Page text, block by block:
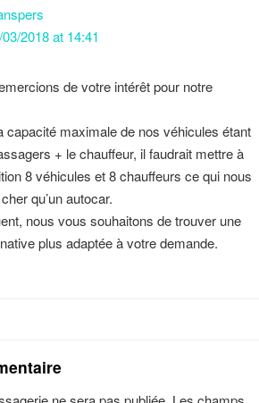
2018 at 14:41
de votre intérêt pour notre
capacité maximale de nos véhicules étant
+ le chauffeur, il faudrait mettre à
8 véhicules et 8 chauffeurs ce qui nous
qu’un autocar.
nous vous souhaitons de trouver une
plus adaptée à votre demande.